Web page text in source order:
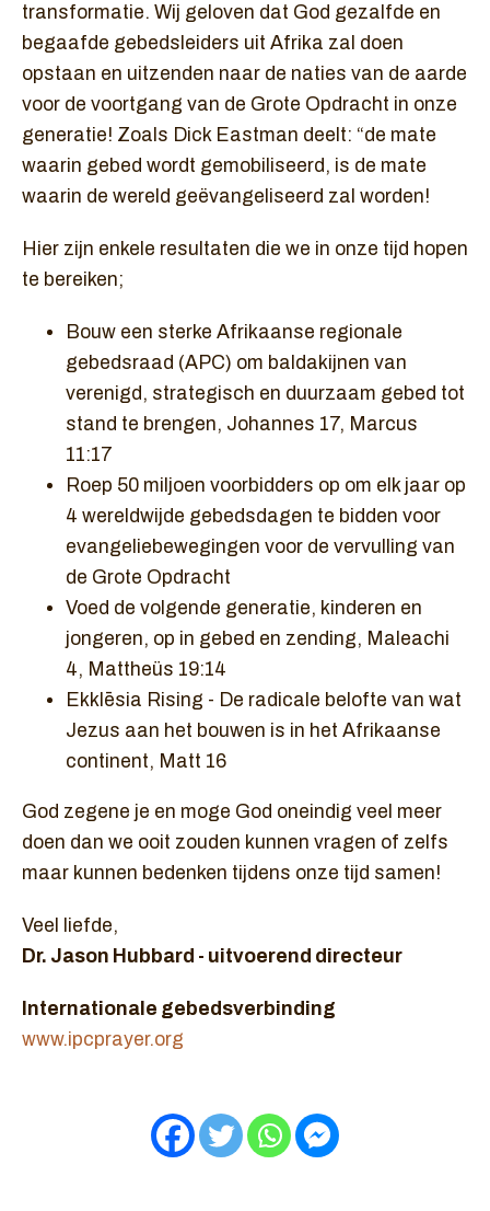
transformatie. Wij geloven dat God gezalfde en
begaafde gebedsleiders uit Afrika zal doen
opstaan en uitzenden naar de naties van de aarde
voor de voortgang van de Grote Opdracht in onze
generatie! Zoals Dick Eastman deelt: “de mate
waarin gebed wordt gemobiliseerd, is de mate
waarin de wereld geëvangeliseerd zal worden!
Hier zijn enkele resultaten die we in onze tijd hopen
te bereiken;
Bouw een sterke Afrikaanse regionale
gebedsraad (APC) om baldakijnen van
verenigd, strategisch en duurzaam gebed tot
stand te brengen, Johannes 17, Marcus
11:17
Roep 50 miljoen voorbidders op om elk jaar op
4 wereldwijde gebedsdagen te bidden voor
evangeliebewegingen voor de vervulling van
de Grote Opdracht
Voed de volgende generatie, kinderen en
jongeren, op in gebed en zending, Maleachi
4, Mattheüs 19:14
Ekklēsia Rising - De radicale belofte van wat
Jezus aan het bouwen is in het Afrikaanse
continent, Matt 16
God zegene je en moge God oneindig veel meer
doen dan we ooit zouden kunnen vragen of zelfs
maar kunnen bedenken tijdens onze tijd samen!
Veel liefde,
Dr. Jason Hubbard - uitvoerend directeur
Internationale gebedsverbinding
www.ipcprayer.org